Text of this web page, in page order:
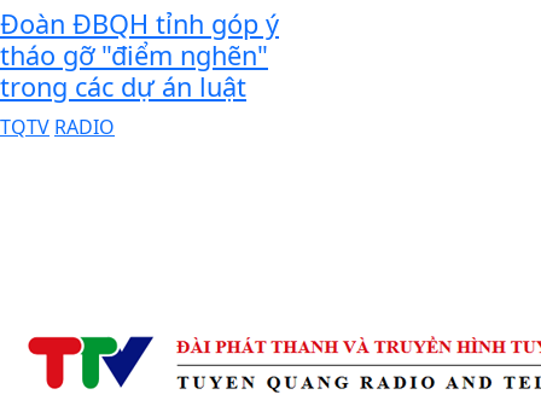
Đoàn ĐBQH tỉnh góp ý
tháo gỡ "điểm nghẽn"
trong các dự án luật
TQTV RADIO